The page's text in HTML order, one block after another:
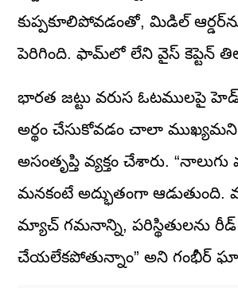
కుప్పకూలిపోవడంతో, మిడిల్
పెరిగింది. ఫామ్‌లో లేని వైస్ కెప్టెన్
భారత జట్టు వరుస ఓటములపై
అర్థం చేసుకోవడం చాలా
అసంతృప్తి వ్యక్తం చేశారు.
మనకంటే అద్భుతంగా
మ్యాచ్ గమనాన్ని, పరిస్థితులను
చేయలేకపోతున్నాం” అని గంభీర్